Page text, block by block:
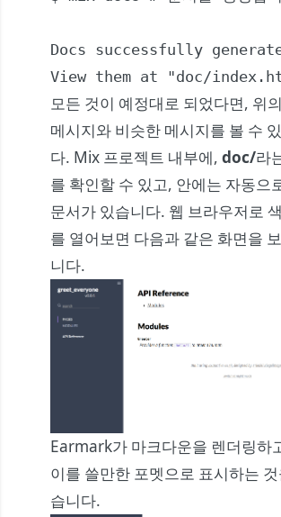
Docs successfully
View them at "doc/
모든 것이 예정대로 되었다면, 위
메시지와 비슷한 메시지를 볼 수
다. Mix 프로젝트 내부에, doc/라
를 확인할 수 있고, 안에는 자동으
문서가 있습니다. 웹 브라우저로
를 열어보면 다음과 같은 화면을
니다.
Earmark가 마크다운을 렌더링하
이를 쓸만한 포멧으로 표시하는
습니다.